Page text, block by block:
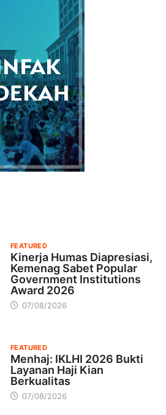
FEATURED
Kinerja Humas Diapresiasi,
Kemenag Sabet Popular
Government Institutions
Award 2026
07/08/2026
FEATURED
Menhaj: IKLHI 2026 Bukti
Layanan Haji Kian
Berkualitas
07/08/2026